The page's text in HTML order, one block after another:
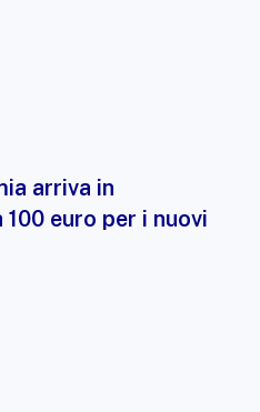
arriva in
euro per i nuovi